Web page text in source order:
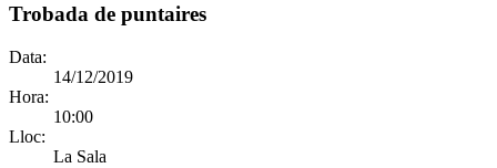
Trobada de puntaires
Data:
14/12/2019
Hora:
10:00
Lloc:
La Sala